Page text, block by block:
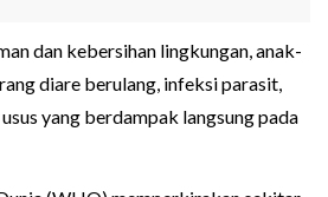
dan kebersihan lingkungan, anak-
diare berulang, infeksi parasit,
yang berdampak langsung pada